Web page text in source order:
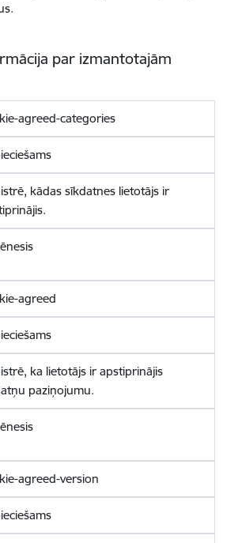
par izmantotajām
agreed-categories
kādas sīkdatnes lietotājs ir
agreed
ka lietotājs ir apstiprinājis
paziņojumu.
agreed-version